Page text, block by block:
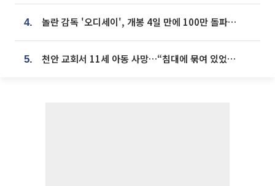
4. 놀란 감독 '오디세이', 개봉 4일 만에 100만 돌파⋯'왕사남' 보다 빠르다
5. 천안 교회서 11세 아동 사망…“침대에 묶여 있었다” 진술 확보